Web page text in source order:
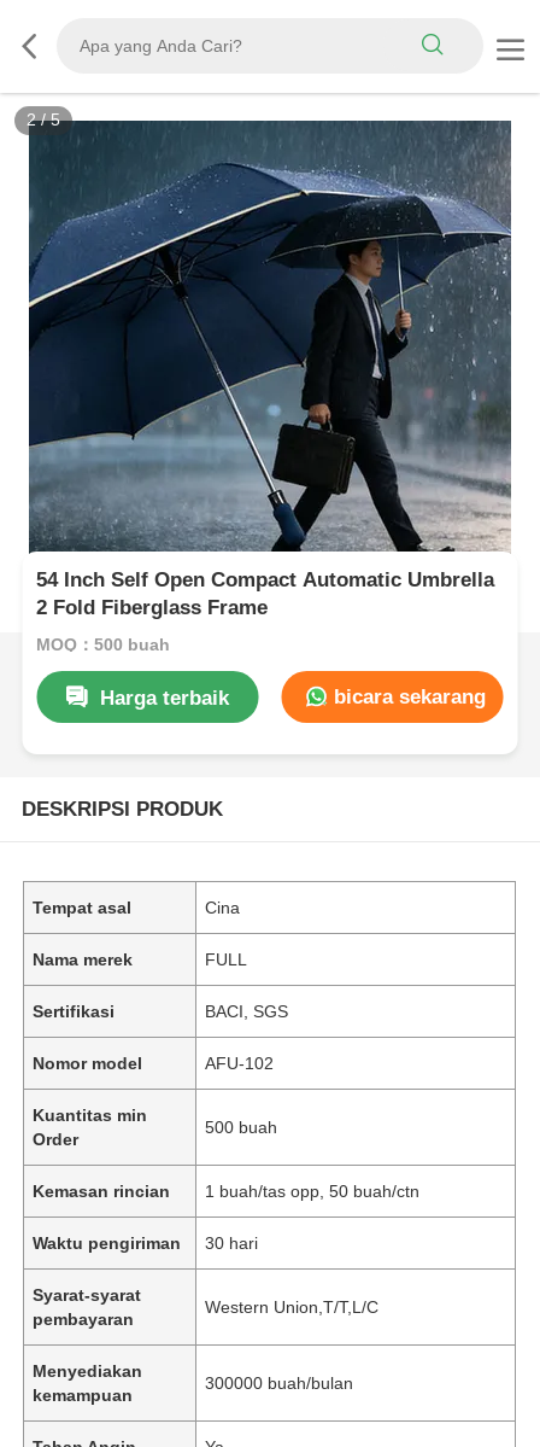
2/5
54 Inch Self Open Compact Automatic Umbrella
2 Fold Fiberglass Frame
MOQ：500 buah
Harga terbaik bicara sekarang
DESKRIPSI PRODUK
Tempat asal Cina
Nama merek FULL
Sertifikasi BACI, SGS
Nomor model AFU-102
Kuantitas min
Order
500 buah
Kemasan rincian 1 buah/tas opp, 50 buah/ctn
Waktu pengiriman 30 hari
Syarat-syarat
pembayaran
Western Union,T/T,L/C
Menyediakan
kemampuan
300000 buah/bulan